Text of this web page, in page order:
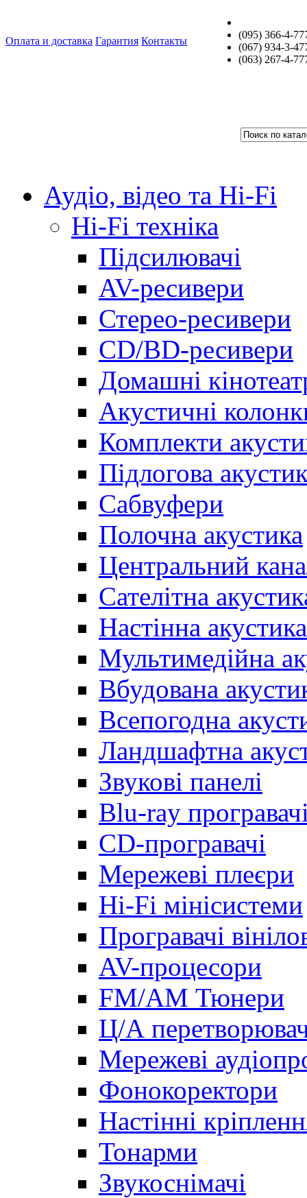
Оплата и доставка Гарантия Контакты
(095) 366-4-
(067) 934-3-
(063) 267-4-
Аудіо, відео та Hi-Fi
Hi-Fi техніка
Підсилювачі
AV-ресивери
Стерео-ресивери
CD/BD-ресивери
Домашні
Акустичні
Комплекти
Підлогова
Сабвуфери
Полочна акустика
Центральний
Сателітна
Настінна акустика
Мультимедійна
Вбудована
Всепогодна
Ландшафтна
Звукові панелі
Blu-ray
CD-програвачі
Мережеві плеєри
Hi-Fi мінісистеми
Програвачі
AV-процесори
FM/AM Тюнери
Ц/А
Мережеві
Фонокоректори
Настінні
Тонарми
Звукоснімачі